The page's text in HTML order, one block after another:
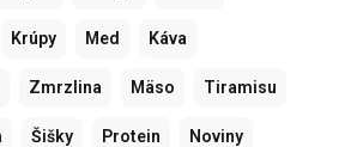
Krúpy Med Káva
Zmrzlina Mäso Tiramisu
Šišky Protein Noviny